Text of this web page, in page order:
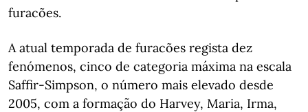
furacões.
A atual temporada de furacões regista dez
fenómenos, cinco de categoria máxima na escala
Saffir-Simpson, o número mais elevado desde
2005, com a formação do Harvey, Maria, Irma,